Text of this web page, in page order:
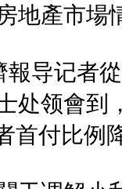
地產市場
報导记者
处领會到
首付比例